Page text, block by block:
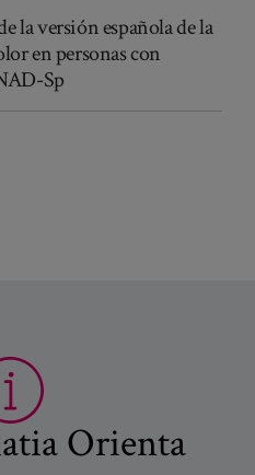
la versión española de la
en personas con
Sp
Orienta